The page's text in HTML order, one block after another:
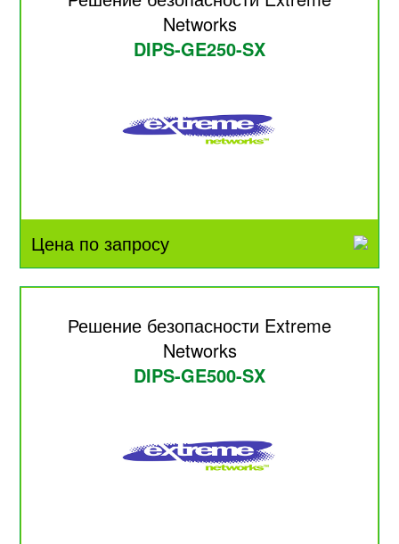
Networks
DIPS-GE250-SX
Цена по запросу
Решение безопасности Extreme
Networks
DIPS-GE500-SX